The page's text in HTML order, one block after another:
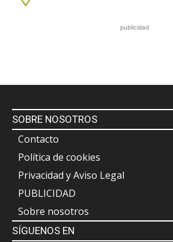
publicidad
SOBRE NOSOTROS
Contacto
Política de cookies
Privacidad y Aviso Legal
PUBLICIDAD
Sobre nosotros
SÍGUENOS EN